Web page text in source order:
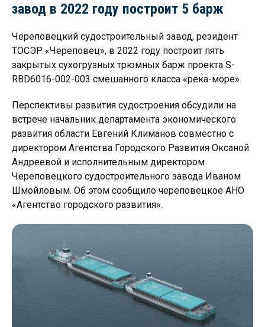
завод в 2022 году построит 5 барж
Череповецкий судостроительный завод, резидент
ТОСЭР «Череповец», в 2022 году построит пять
закрытых сухогрузных трюмных барж проекта S-
RBD6016-002-003 смешанного класса «река-море».
Перспективы развития судостроения обсудили на
встрече начальник департамента экономического
развития области Евгений Климанов совместно с
директором Агентства Городского Развития Оксаной
Андреевой и исполнительным директором
Череповецкого судостроительного завода Иваном
Шмойловым. Об этом сообщило череповецкое АНО
«Агентство городского развития».